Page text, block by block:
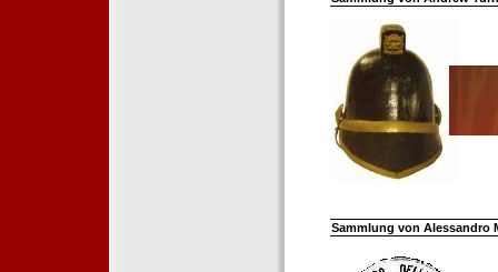
Sammlung von Alessandro